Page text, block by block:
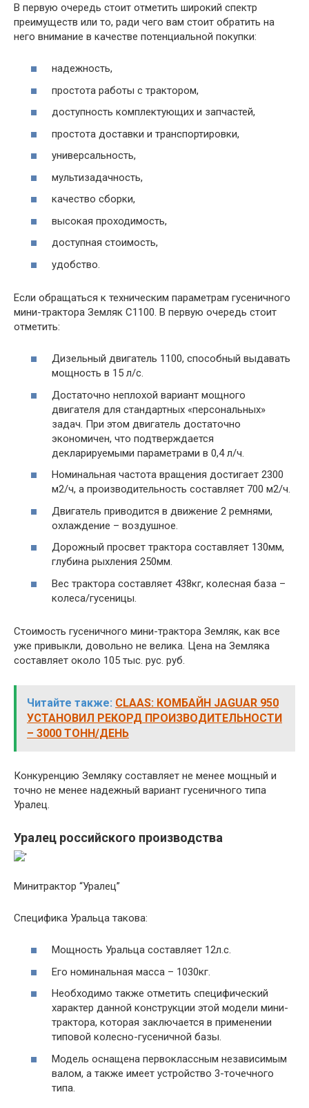
В первую очередь стоит отметить широкий спектр
преимуществ или то, ради чего вам стоит обратить на
него внимание в качестве потенциальной покупки:
надежность,
простота работы с трактором,
доступность комплектующих и запчастей,
простота доставки и транспортировки,
универсальность,
мультизадачность,
качество сборки,
высокая проходимость,
доступная стоимость,
удобство.
Если обращаться к техническим параметрам гусеничного
мини-трактора Земляк С1100. В первую очередь стоит
отметить:
Дизельный двигатель 1100, способный выдавать
мощность в 15 л/с.
Достаточно неплохой вариант мощного
двигателя для стандартных «персональных»
задач. При этом двигатель достаточно
экономичен, что подтверждается
декларируемыми параметрами в 0,4 л/ч.
Номинальная частота вращения достигает 2300
м2/ч, а производительность составляет 700 м2/ч.
Двигатель приводится в движение 2 ремнями,
охлаждение – воздушное.
Дорожный просвет трактора составляет 130мм,
глубина рыхления 250мм.
Вес трактора составляет 438кг, колесная база –
колеса/гусеницы.
Стоимость гусеничного мини-трактора Земляк, как все
уже привыкли, довольно не велика. Цена на Земляка
составляет около 105 тыс. рус. руб.
Читайте также: CLAAS: КОМБАЙН JAGUAR 950
УСТАНОВИЛ РЕКОРД ПРОИЗВОДИТЕЛЬНОСТИ
– 3000 ТОНН/ДЕНЬ
Конкуренцию Земляку составляет не менее мощный и
точно не менее надежный вариант гусеничного типа
Уралец.
Уралец российского производства
Минитрактор “Уралец”
Специфика Уральца такова:
Мощность Уральца составляет 12л.с.
Его номинальная масса – 1030кг.
Необходимо также отметить специфический
характер данной конструкции этой модели мини-
трактора, которая заключается в применении
типовой колесно-гусеничной базы.
Модель оснащена первоклассным независимым
валом, а также имеет устройство 3-точечного
типа.